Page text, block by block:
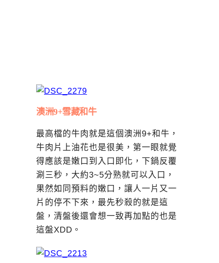
澳洲9+雪藏和牛
最高檔的牛肉就是這個澳洲9+和牛，
牛肉片上油花也是很美，第一眼就覺
得應該是嫩口到入口即化，下鍋反覆
涮三秒，大約3~5分熟就可以入口，
果然如同預料的嫩口，讓人一片又一
片的停不下來，最先秒殺的就是這
盤，清盤後還會想一致再加點的也是
這盤XDD。